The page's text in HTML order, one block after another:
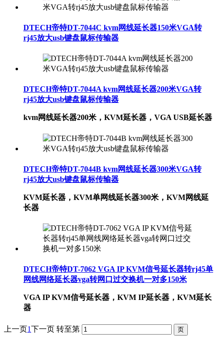
DTECH帝特DT-7044C kvm网线延长器150米VGA转
rj45放大usb键盘鼠标传输器
DTECH帝特DT-7044A kvm网线延长器200米VGA转
rj45放大usb键盘鼠标传输器
kvm网线延长器200米，KVM延长器，VGA USB延长器
DTECH帝特DT-7044B kvm网线延长器300米VGA转
rj45放大usb键盘鼠标传输器
KVM延长器，KVM单网线延长器300米，KVM网线延
长器
DTECH帝特DT-7062 VGA IP KVM信号延长器转rj45单
网线网络延长器vga转网口过交换机一对多150米
VGA IP KVM信号延长器，KVM IP延长器，KVM延长
器
上一页1下一页 转至第